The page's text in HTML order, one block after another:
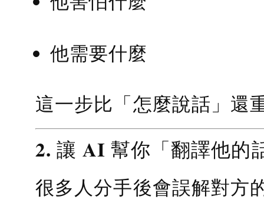
他需要什麼
這一步比「怎麼說話」還
2. 讓 AI 幫你「翻譯他的
很多人分手後會誤解對方